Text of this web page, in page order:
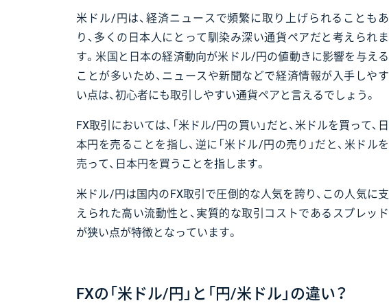
米ドル/円は、経済ニュースで頻繁に取り上げられることもあ
り、多くの日本人にとって馴染み深い通貨ペアだと考えられま
す。米国と日本の経済動向が米ドル/円の値動きに影響を与える
ことが多いため、ニュースや新聞などで経済情報が入手しやす
い点は、初心者にも取引しやすい通貨ペアと言えるでしょう。
FX取引においては、「米ドル/円の買い」だと、米ドルを買って、日
本円を売ることを指し、逆に「米ドル/円の売り」だと、米ドルを
売って、日本円を買うことを指します。
米ドル/円は国内のFX取引で圧倒的な人気を誇り、この人気に支
えられた高い流動性と、実質的な取引コストであるスプレッド
が狭い点が特徴となっています。
FXの「米ドル/円」と「円/米ドル」の違い？